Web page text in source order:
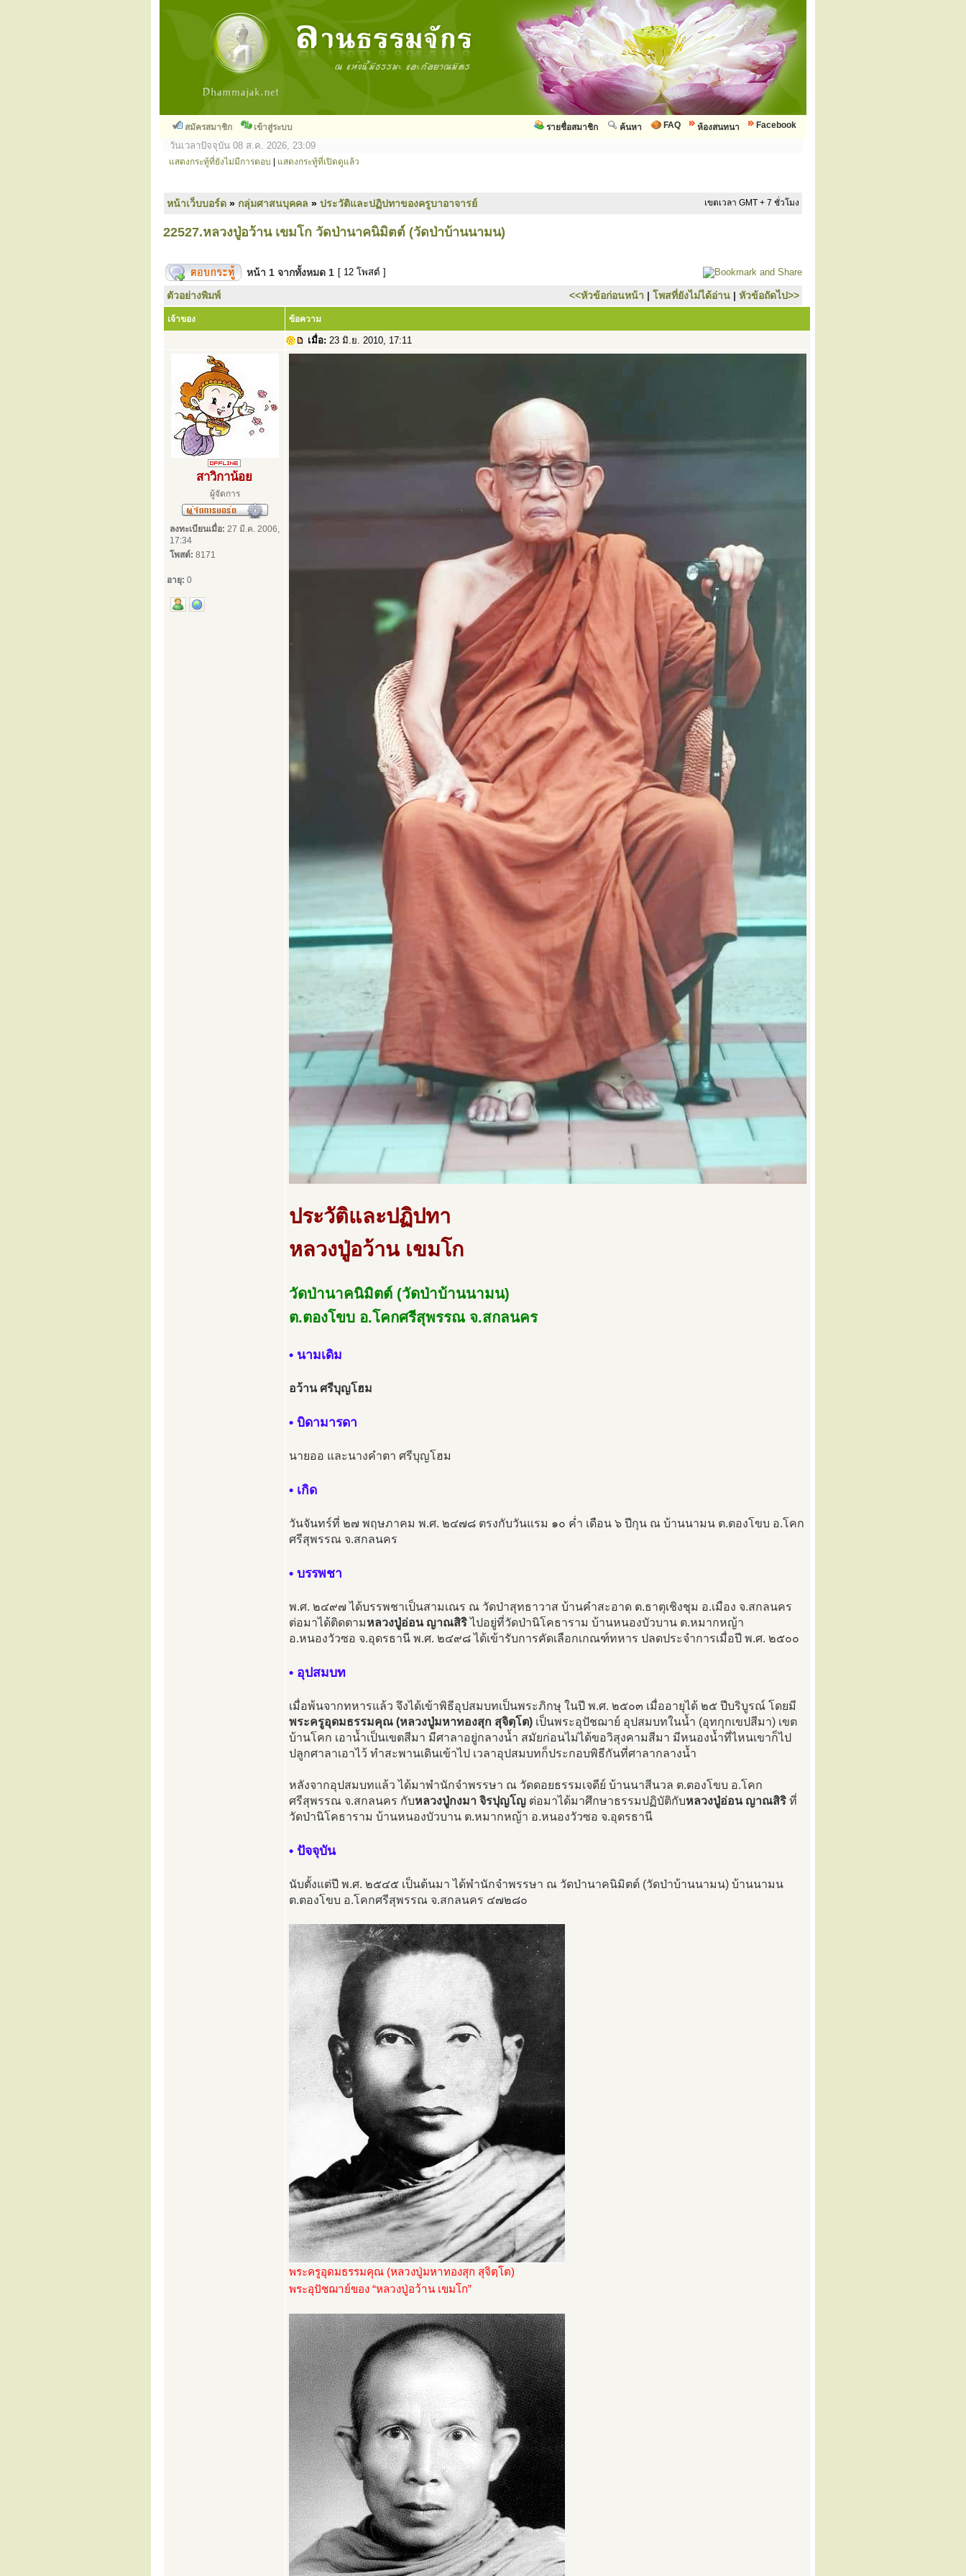
สมัครสมาชิก เข้าสู่ระบบ Facebook
ห้องสนทนา
FAQ
ค้นหา
รายชื่อสมาชิก
วันเวลาปัจจุบัน 08 ส.ค. 2026, 23:09
แสดงกระทู้ที่ยังไม่มีการตอบ แสดงกระทู้ที่เปิดดูแล้ว
หน้าเว็บบอร์ด » กลุ่มศาสนบุคคล » ประวัติและปฏิปทาของครูบาอาจารย์ เขตเวลา GMT + 7 ชั่วโมง
22527.หลวงปู่อว้าน เขมโก วัดป่านาคนิมิตต์ (วัดป่าบ้านนามน)
หน้า 1 จากทั้งหมด 1 [ 12 โพสต์ ]
ตัวอย่างพิมพ์ <<หัวข้อก่อนหน้า | โพสที่ยังไม่ได้อ่าน | หัวข้อถัดไป>>
เจ้าของ ข้อความ
เมื่อ: 23 มิ.ย. 2010, 17:11
สาวิกาน้อย
ผู้จัดการ
ลงทะเบียนเมื่อ: 27 มี.ค. 2006,
17:34
โพสต์: 8171
อายุ: 0
ประวัติและปฏิปทา
หลวงปู่อว้าน เขมโก
วัดป่านาคนิมิตต์ (วัดป่าบ้านนามน)
ต.ตองโขบ อ.โคกศรีสุพรรณ จ.สกลนคร
• นามเดิม
อว้าน ศรีบุญโฮม
• บิดามารดา
นายออ และนางคำตา ศรีบุญโฮม
• เกิด
วันจันทร์ที่ ๒๗ พฤษภาคม พ.ศ. ๒๔๗๘ ตรงกับวันแรม ๑๐ ค่ำ เดือน ๖ ปีกุน ณ บ้านนามน ต.ตองโขบ อ.โคก
ศรีสุพรรณ จ.สกลนคร
• บรรพชา
พ.ศ. ๒๔๙๗ ได้บรรพชาเป็นสามเณร ณ วัดป่าสุทธาวาส บ้านคำสะอาด ต.ธาตุเชิงชุม อ.เมือง จ.สกลนคร
ต่อมาได้ติดตามหลวงปู่อ่อน ญาณสิริไปอยู่ที่วัดป่านิโคธาราม บ้านหนองบัวบาน ต.หมากหญ้า
อ.หนองวัวซอ จ.อุดรธานี พ.ศ. ๒๔๙๘ ได้เข้ารับการคัดเลือกเกณฑ์ทหาร ปลดประจำการเมื่อปี พ.ศ. ๒๕๐๐
• อุปสมบท
เมื่อพ้นจากทหารแล้ว จึงได้เข้าพิธีอุปสมบทเป็นพระภิกษุ ในปี พ.ศ. ๒๕๐๓ เมื่ออายุได้ ๒๕ ปีบริบูรณ์ โดยมี
พระครูอุดมธรรมคุณ (หลวงปู่มหาทองสุก สุจิตฺโต) เป็นพระอุปัชฌาย์ อุปสมบทในน้ำ (อุทกุกเขปสีมา) เขต
บ้านโคก เอาน้ำเป็นเขตสีมา มีศาลาอยู่กลางน้ำ สมัยก่อนไม่ได้ขอวิสุงคามสีมา มีหนองน้ำที่ไหนเขาก็ไป
ปลูกศาลาเอาไว้ ทำสะพานเดินเข้าไป เวลาอุปสมบทก็ประกอบพิธีกันที่ศาลากลางน้ำ
หลังจากอุปสมบทแล้ว ได้มาพำนักจำพรรษา ณ วัดดอยธรรมเจดีย์ บ้านนาสีนวล ต.ตองโขบ อ.โคก
ศรีสุพรรณ จ.สกลนคร กับหลวงปู่กงมา จิรปุญโญ ต่อมาได้มาศึกษาธรรมปฏิบัติกับหลวงปู่อ่อน ญาณสิริ ที่
วัดป่านิโคธาราม บ้านหนองบัวบาน ต.หมากหญ้า อ.หนองวัวซอ จ.อุดรธานี
• ปัจจุบัน
นับตั้งแต่ปี พ.ศ. ๒๕๔๕ เป็นต้นมา ได้พำนักจำพรรษา ณ วัดป่านาคนิมิตต์ (วัดป่าบ้านนามน) บ้านนามน
ต.ตองโขบ อ.โคกศรีสุพรรณ จ.สกลนคร ๔๗๒๘๐
พระครูอุดมธรรมคุณ (หลวงปู่มหาทองสุก สุจิตฺโต)
พระอุปัชฌาย์ของ “หลวงปู่อว้าน เขมโก”